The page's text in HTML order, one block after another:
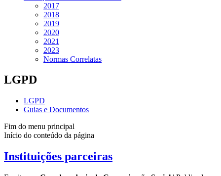
2017
2018
2019
2020
2021
2023
Normas Correlatas
LGPD
LGPD
Guias e Documentos
Fim do menu principal
Início do conteúdo da página
Instituições parceiras